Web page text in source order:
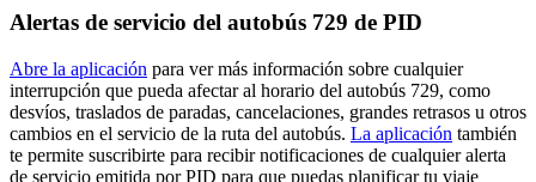
Alertas de servicio del autobús 729 de PID
Abre la aplicación para ver más información sobre cualquier
interrupción que pueda afectar al horario del autobús 729, como
desvíos, traslados de paradas, cancelaciones, grandes retrasos u otros
cambios en el servicio de la ruta del autobús. La aplicación también
te permite suscribirte para recibir notificaciones de cualquier alerta
de servicio emitida por PID para que puedas planificar tu viaje